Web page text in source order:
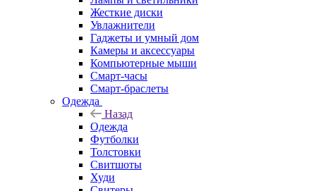
Жесткие диски
Увлажнители
Гаджеты и умный дом
Камеры и аксессуары
Компьютерные мыши
Смарт-часы
Смарт-браслеты
Одежда
Назад
Одежда
Футболки
Толстовки
Свитшоты
Худи